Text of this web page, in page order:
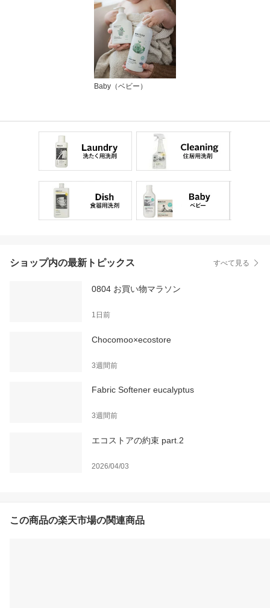
Baby（ベビー）
ショップ内の最新トピックス すべて見る
0804 お買い物マラソン
1日前
Chocomoo×ecostore
3週間前
Fabric Softener eucalyptus
3週間前
エコストアの約束 part.2
2026/04/03
この商品の楽天市場の関連商品